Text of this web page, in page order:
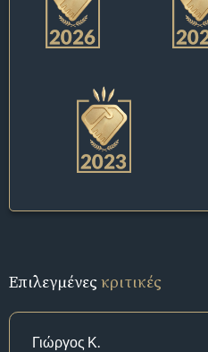
Επιλεγμένεςκριτικές
Γιώργος Κ.